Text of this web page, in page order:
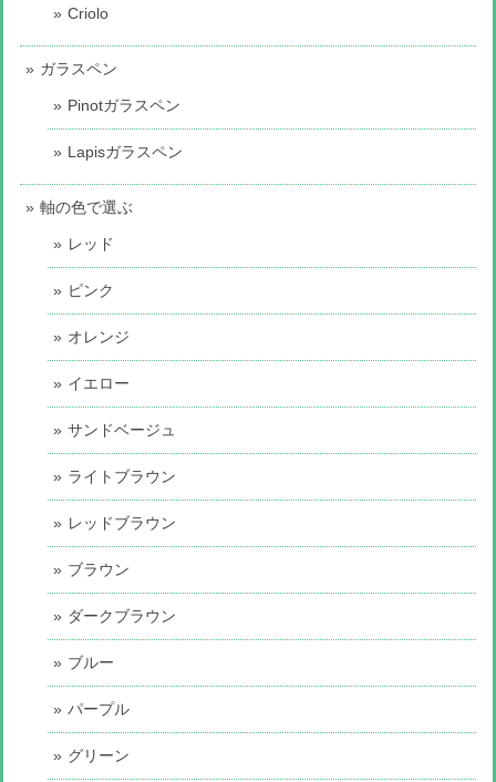
Criolo
ガラスペン
Pinotガラスペン
Lapisガラスペン
軸の色で選ぶ
レッド
ピンク
オレンジ
イエロー
サンドベージュ
ライトブラウン
レッドブラウン
ブラウン
ダークブラウン
ブルー
パープル
グリーン